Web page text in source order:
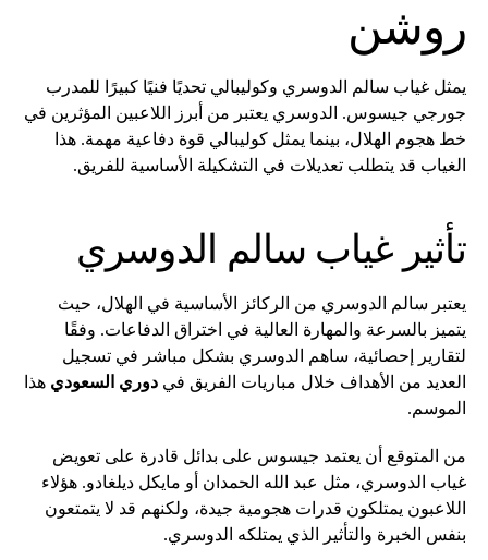
روشن
يمثل غياب سالم الدوسري وكوليبالي تحديًا فنيًا كبيرًا للمدرب
جورجي جيسوس. الدوسري يعتبر من أبرز اللاعبين المؤثرين في
خط هجوم الهلال، بينما يمثل كوليبالي قوة دفاعية مهمة. هذا
الغياب قد يتطلب تعديلات في التشكيلة الأساسية للفريق.
تأثير غياب سالم الدوسري
يعتبر سالم الدوسري من الركائز الأساسية في الهلال، حيث
يتميز بالسرعة والمهارة العالية في اختراق الدفاعات. وفقًا
لتقارير إحصائية، ساهم الدوسري بشكل مباشر في تسجيل
العديد من الأهداف خلال مباريات الفريق في دوري السعودي هذا
الموسم.
من المتوقع أن يعتمد جيسوس على بدائل قادرة على تعويض
غياب الدوسري، مثل عبد الله الحمدان أو مايكل ديلغادو. هؤلاء
اللاعبون يمتلكون قدرات هجومية جيدة، ولكنهم قد لا يتمتعون
بنفس الخبرة والتأثير الذي يمتلكه الدوسري.